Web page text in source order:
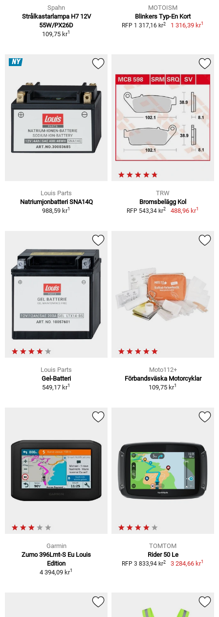
Spahn
Strålkastarlampa H7 12V
55W/PX26D
109,75 kr1
MOTOISM
Blinkers Typ-En Kort
RFP 1 317,16 kr2 1 316,39 kr1
NY
Louis Parts
Natriumjonbatteri SNA14Q
988,59 kr1
TRW
Bromsbelägg Kol
RFP 543,34 kr2 488,96 kr1
Louis Parts
Gel-Batteri
549,17 kr1
Moto112+
Förbandsväska Motorcyklar
109,75 kr1
Garmin
Zumo 396Lmt-S Eu Louis
Edition
4 394,09 kr1
TOMTOM
Rider 50 Le
RFP 3 833,94 kr2 3 284,66 kr1